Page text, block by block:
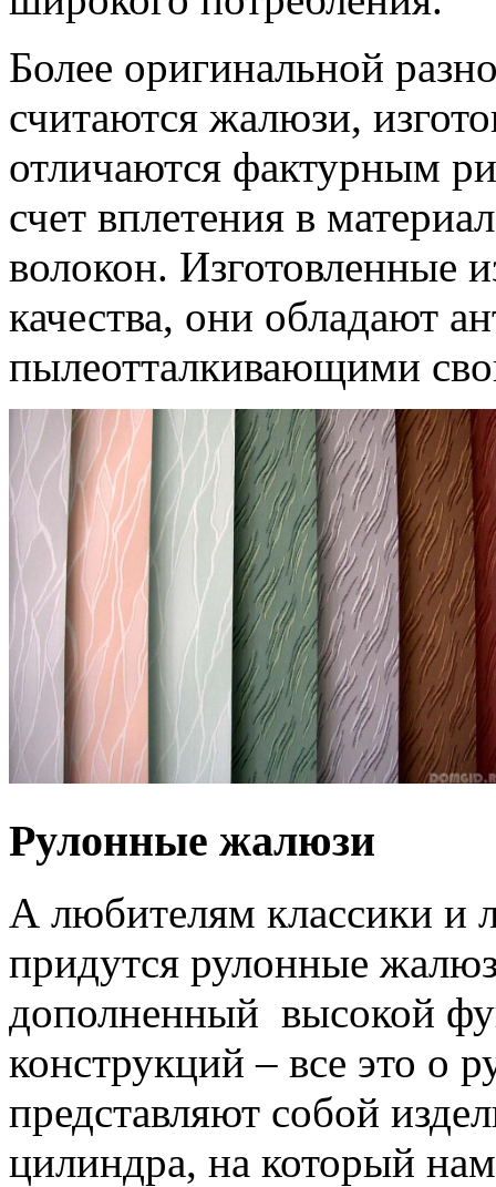
Более оригинальной
считаются жалюзи,
отличаются фактурным
счет вплетения в
волокон. Изготовленные
качества, они обладают
пылеотталкивающими
Рулонные жалюзи
А любителям классики и
придутся рулонные
дополненный высокой
конструкций – все это о
представляют собой
цилиндра, на который